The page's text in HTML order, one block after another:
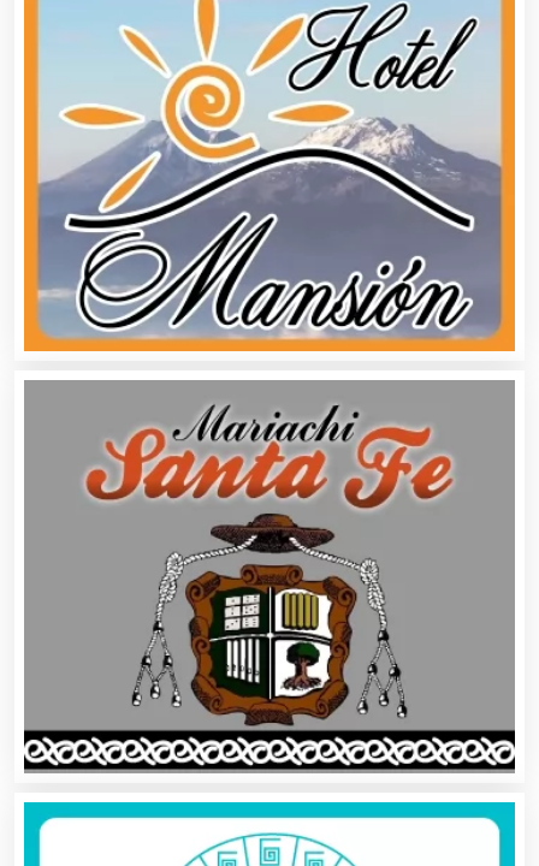
Buceo
Cafeterías
Cajas de Ahorro
Cámaras de Comercio
Camiones para Fletes
Cancelería de Aluminio
Capacitación
Carnicerías
Carpinterías
Centros Comerciales
Centros de Espectáculos